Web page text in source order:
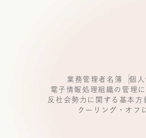
業務管理者名簿 個
電子情報処理組織の管理
反社会勢力に関する基本方
クーリング・オフ